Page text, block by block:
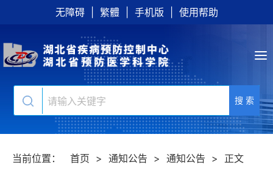
无障碍 繁體 手机版 使用帮助
搜 索
当前位置： 首页 > 通知公告 > 通知公告 > 正文